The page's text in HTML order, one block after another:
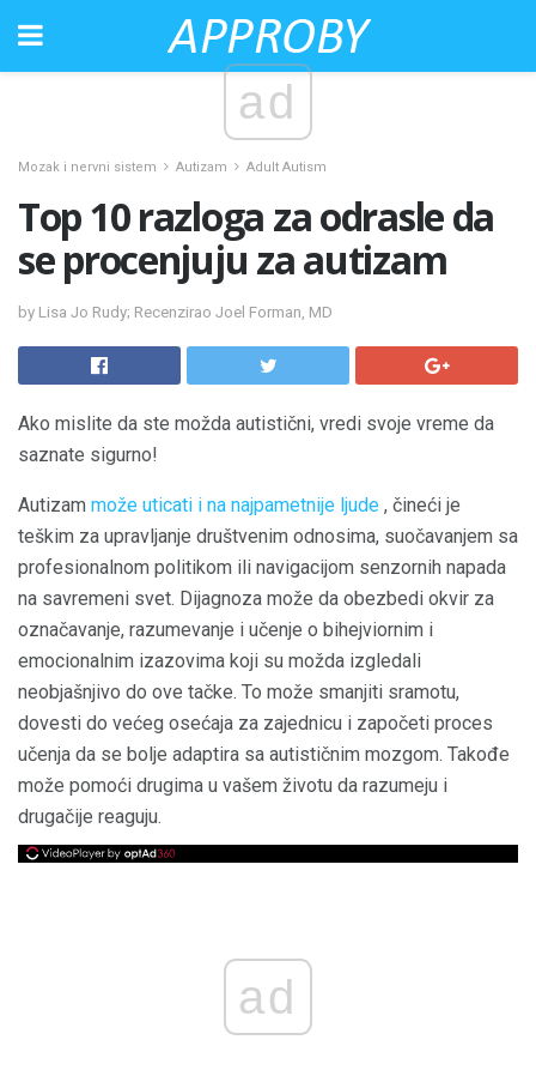
ad
Mozak i nervni sistem Autizam Adult Autism
Top 10 razloga za odrasle da
se procenjuju za autizam
by Lisa Jo Rudy; Recenzirao Joel Forman, MD
Ako mislite da ste možda autistični, vredi svoje vreme da
saznate sigurno!
Autizam može uticati i na najpametnije ljude , čineći je
teškim za upravljanje društvenim odnosima, suočavanjem sa
profesionalnom politikom ili navigacijom senzornih napada
na savremeni svet. Dijagnoza može da obezbedi okvir za
označavanje, razumevanje i učenje o bihejviornim i
emocionalnim izazovima koji su možda izgledali
neobjašnjivo do ove tačke. To može smanjiti sramotu,
dovesti do većeg osećaja za zajednicu i započeti proces
učenja da se bolje adaptira sa autističnim mozgom. Takođe
može pomoći drugima u vašem životu da razumeju i
drugačije reaguju.
ad